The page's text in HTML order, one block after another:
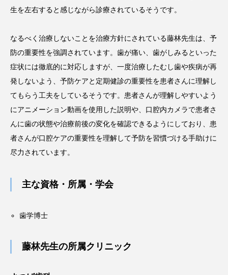
生を左右すると感じながら診療されているそうです。
なるべく治療しないことを治療方針にされている藤林先生は、予
防の重要性を強調されています。歯が痛い、歯がしみるといった
症状には徹底的に対応しますが、一度治療したむし歯や疾病が再
発しないよう、予防ケアと定期健診の重要性を患者さんに理解し
てもらう工夫をしているそうです。患者さんが理解しやすいよう
にアニメーション動画を使用した説明や、口腔内カメラで患者さ
んに歯の状態や治療前後の変化を確認できるようにしており、患
者さんが口腔ケアの重要性を理解して予防を習慣づける手助けに
尽力されています。
主な資格・所属・学会
歯学博士
藤林先生の所属クリニック